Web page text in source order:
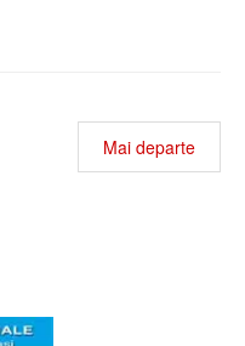
Mai departe